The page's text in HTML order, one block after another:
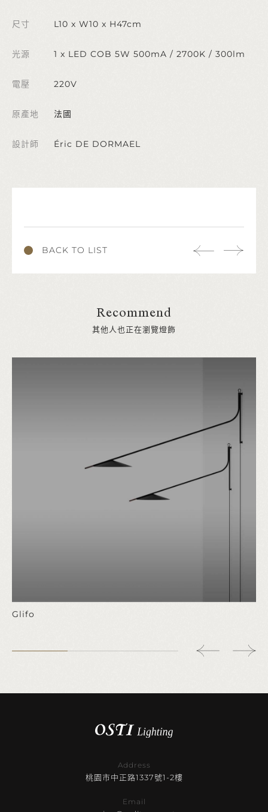
尺寸 L10 x W10 x H47cm
光源 1 x LED COB 5W 500mA / 2700K / 300lm
電壓 220V
原產地 法國
設計師 Éric DE DORMAEL
BACK TO LIST
Recommend
其他人也正在瀏覽燈飾
Glifo
Address
桃園市中正路1337號1-2樓
Email